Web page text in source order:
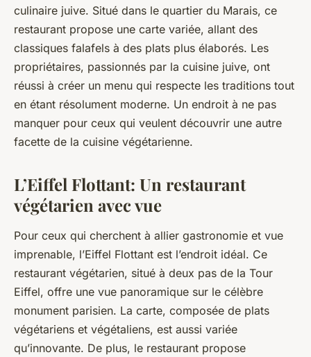
culinaire juive. Situé dans le quartier du Marais, ce
restaurant propose une carte variée, allant des
classiques falafels à des plats plus élaborés. Les
propriétaires, passionnés par la cuisine juive, ont
réussi à créer un menu qui respecte les traditions tout
en étant résolument moderne. Un endroit à ne pas
manquer pour ceux qui veulent découvrir une autre
facette de la cuisine végétarienne.
L’Eiffel Flottant: Un restaurant
végétarien avec vue
Pour ceux qui cherchent à allier gastronomie et vue
imprenable, l’Eiffel Flottant est l’endroit idéal. Ce
restaurant végétarien, situé à deux pas de la Tour
Eiffel, offre une vue panoramique sur le célèbre
monument parisien. La carte, composée de plats
végétariens et végétaliens, est aussi variée
qu’innovante. De plus, le restaurant propose